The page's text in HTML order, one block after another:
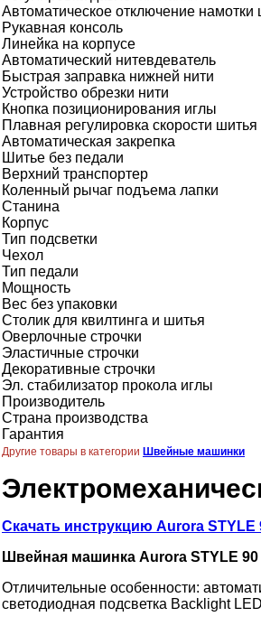
Автоматическое отключение намотки
Рукавная консоль
Линейка на корпусе
Автоматический нитевдеватель
Быстрая заправка нижней нити
Устройство обрезки нити
Кнопка позиционирования иглы
Плавная регулировка скорости шитья
Автоматическая закрепка
Шитье без педали
Верхний транспортер
Коленный рычаг подъема лапки
Станина
Корпус
Тип подсветки
Чехол
Тип педали
Мощность
Вес без упаковки
Столик для квилтинга и шитья
Оверлочные строчки
Эластичные строчки
Декоративные строчки
Эл. стабилизатор прокола иглы
Производитель
Страна производства
Гарантия
Другие товары в категории Швейные машинки
Скачать инструкцию Aurora STYLE
Швейная машинка Aurora STYLE 90
Отличительные особенности:
светодиодная подсветка Backlight